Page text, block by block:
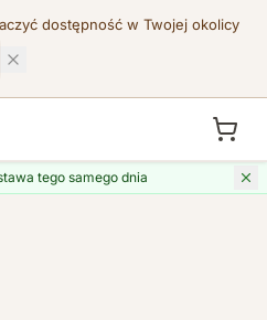
dostępność w Twojej okolicy
tego samego dnia